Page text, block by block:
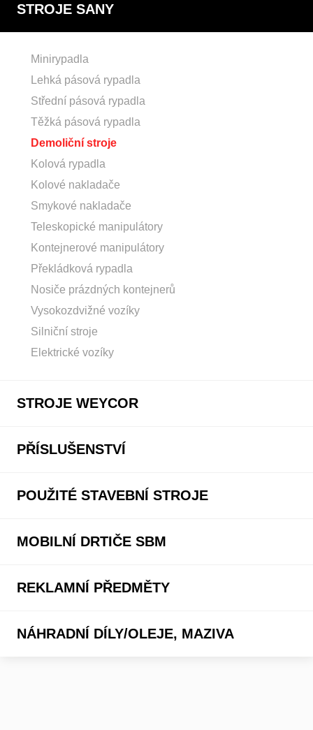
STROJE SANY
Minirypadla
Lehká pásová rypadla
Střední pásová rypadla
Těžká pásová rypadla
Demoliční stroje
Kolová rypadla
Kolové nakladače
Smykové nakladače
Teleskopické manipulátory
Kontejnerové manipulátory
Překládková rypadla
Nosiče prázdných kontejnerů
Vysokozdvižné vozíky
Silniční stroje
Elektrické vozíky
STROJE WEYCOR
PŘÍSLUŠENSTVÍ
POUŽITÉ STAVEBNÍ STROJE
MOBILNÍ DRTIČE SBM
REKLAMNÍ PŘEDMĚTY
NÁHRADNÍ DÍLY/OLEJE, MAZIVA